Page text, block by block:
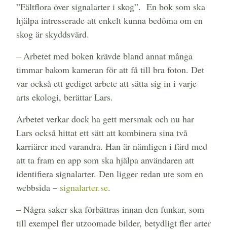
”Fältflora över signalarter i skog”. En bok som ska
hjälpa intresserade att enkelt kunna bedöma om en
skog är skyddsvärd.
– Arbetet med boken krävde bland annat många
timmar bakom kameran för att få till bra foton. Det
var också ett gediget arbete att sätta sig in i varje
arts ekologi, berättar Lars.
Arbetet verkar dock ha gett mersmak och nu har
Lars också hittat ett sätt att kombinera sina två
karriärer med varandra. Han är nämligen i färd med
att ta fram en app som ska hjälpa användaren att
identifiera signalarter. Den ligger redan ute som en
webbsida – signalarter.se.
– Några saker ska förbättras innan den funkar, som
till exempel fler utzoomade bilder, betydligt fler arter